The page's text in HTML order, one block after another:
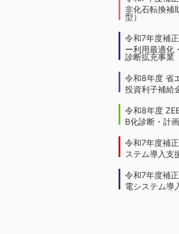
非化石転換補
型）
令和7年度補
ー利用最適化
診断拡充事業
令和8年度 省
投資利子補給
令和8年度
B化診断・計
令和7年度補
ステム導入支
令和7年度補
電システム導